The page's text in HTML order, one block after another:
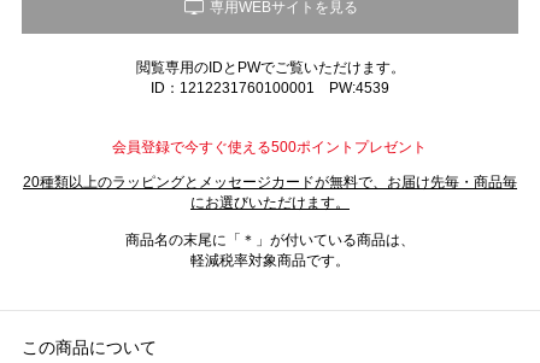
閲覧専用のIDとPWでご覧いただけます。
ID：1212231760100001 PW:4539
会員登録で今すぐ使える500ポイントプレゼント
20種類以上のラッピングとメッセージカードが無料で、お届け先毎・商品毎
にお選びいただけます。
商品名の末尾に「＊」が付いている商品は、
軽減税率対象商品です。
この商品について